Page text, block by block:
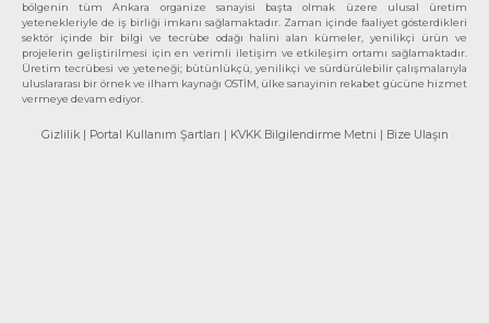
bölgenin tüm Ankara organize sanayisi başta olmak üzere ulusal üretim
yetenekleriyle de iş birliği imkanı sağlamaktadır. Zaman içinde faaliyet gösterdikleri
sektör içinde bir bilgi ve tecrübe odağı halini alan kümeler, yenilikçi ürün ve
projelerin geliştirilmesi için en verimli iletişim ve etkileşim ortamı sağlamaktadır.
Üretim tecrübesi ve yeteneği; bütünlükçü, yenilikçi ve sürdürülebilir çalışmalarıyla
uluslararası bir örnek ve ilham kaynağı OSTİM, ülke sanayinin rekabet gücüne hizmet
vermeye devam ediyor.
Gizlilik | Portal Kullanım Şartları | KVKK Bilgilendirme Metni | Bize Ulaşın